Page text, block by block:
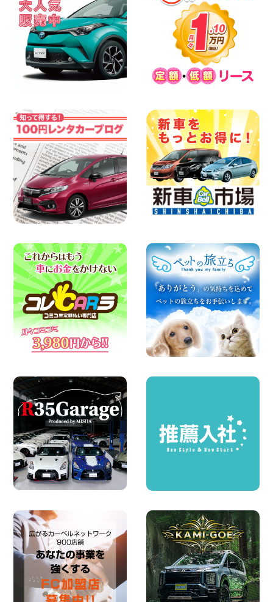
佐渡空港店はお盆も休まず営業中! 新潟県
佐渡空港店
100円レンタカー 佐渡空港
2026年08月06日
今週末空きあります☆ 大阪府 寝屋川太間
東町店
100円レンタカー 寝屋川太間東町
2026年08月06日
戸店
100円レンタカー 杉戸
2026年08月06日
今週末空きあります◎ カーシェア 墨田文
花店 東京都 墨田文花店
100円レンタカー 墨田文花
2026年08月06日
ハイエースワゴンGL!!クルーズコントロ
ールが付いている〜!! 福島県 福島笹木野
店
※※超格安日額5,800円※※荷物運びに最適
の軽バンのレンタカー!! 出雲ドーム前店
島根県 出雲ドーム前店
100円レンタカー 出雲ドーム前
2026年08月05日
人気のスペイドワゴン ライトブルーで登
場です! 東京都 羽田空港店
100円レンタカー 羽田空港
2026年08月04日
ちょっとそこまで。もっと気軽に 埼玉県
100円レンタカー 西武秩父駅前
圧倒的な存在感!【トヨタ・メガクルーザ
ー】を体感できるチャンスです! 千葉県
千葉北店
100円レンタカー 千葉北
2026年08月03日
★五所川原の夏を100円レンタカーで満
喫しよう!★ 青森県 五所川原店